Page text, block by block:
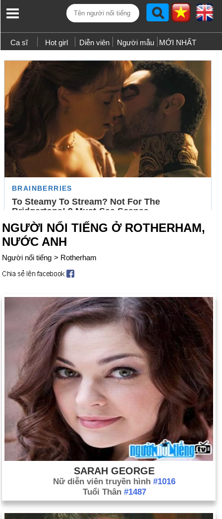
Ca sĩ Hot girl Diễn viên Người mẫu MỚI NHẤT
NGƯỜI NỔI TIẾNG Ở ROTHERHAM,
NƯỚC ANH
Người nổi tiếng > Rotherham
SARAH GEORGE
Nữ diễn viên truyền hình #1016
Tuổi Thân #1487